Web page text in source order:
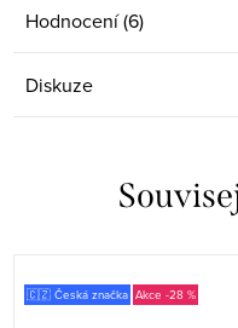
Hodnocení (6)
Diskuze
🇨🇿 Česká značka -28 %